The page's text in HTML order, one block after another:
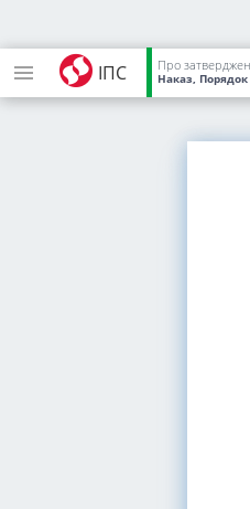
ІПС Наказ, Порядок